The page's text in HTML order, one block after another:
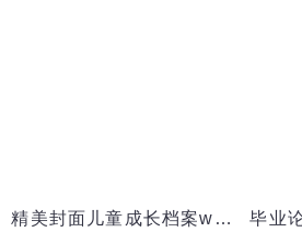
精美封面儿童成长档案word模板